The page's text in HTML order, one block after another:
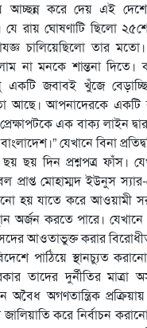
আচ্ছন্ন করে দেয় এই
রায় ঘোষণাটি ছিলো ২৫শে
চালিয়েছিলো তার
না মনকে শান্তনা দিতে।
একটি জবাবই খুঁজে
আপনাদেরকে একটি
এক বাক্য লাইন
যেখানে বিনা
ছয় ছয় দিন প্রশ্নপত্র ফাঁস।
প্রাপ্ত মোহাম্মদ ইউনুস
হয় যাতে করে আওয়ামী
অর্জন করতে পারে। যেখানে
আওতাভুক্ত করার
পাঠিয়ে স্থানচ্যুত
তাদের দুর্নীতির মাত্রা
অবৈধ অগণতান্ত্রিক
জালিয়াতি করে নির্বাচন